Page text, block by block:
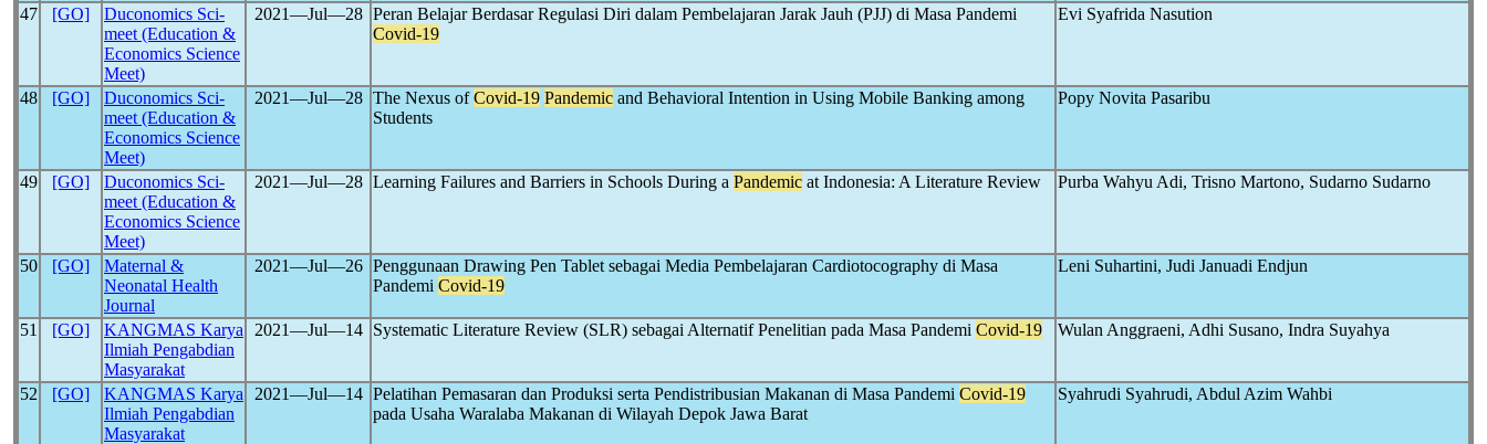
47 [GO]
Duconomics Sci-
meet (Education &
Economics Science
Meet)
2021―Jul―28 Peran Belajar Berdasar Regulasi Diri dalam Pembelajaran Jarak Jauh (PJJ) di Masa Pandemi
Covid-19
Evi Syafrida Nasution
48 [GO]
Duconomics Sci-
meet (Education &
Economics Science
Meet)
2021―Jul―28 The Nexus ofCovid-19 Pandemic and Behavioral Intention in Using Mobile Banking among
Students
Popy Novita Pasaribu
49 [GO]
Duconomics Sci-
meet (Education &
Economics Science
Meet)
2021―Jul―28 Learning Failures and Barriers in Schools During a Pandemic at Indonesia: A Literature Review Purba Wahyu Adi, Trisno Martono, Sudarno Sudarno
50 [GO]
Maternal &
Neonatal Health
Journal
2021―Jul―26 Penggunaan Drawing Pen Tablet sebagai Media Pembelajaran Cardiotocography di Masa
Pandemi Covid-19
Leni Suhartini, Judi Januadi Endjun
51 [GO]
KANGMAS Karya
Ilmiah Pengabdian
Masyarakat
2021―Jul―14 Systematic Literature Review (SLR) sebagai Alternatif Penelitian pada Masa Pandemi Covid-19 Wulan Anggraeni, Adhi Susano, Indra Suyahya
52 [GO]
KANGMAS Karya
Ilmiah Pengabdian
Masyarakat
2021―Jul―14 Pelatihan Pemasaran dan Produksi serta Pendistribusian Makanan di Masa Pandemi Covid-19
pada Usaha Waralaba Makanan di Wilayah Depok Jawa Barat
Syahrudi Syahrudi, Abdul Azim Wahbi